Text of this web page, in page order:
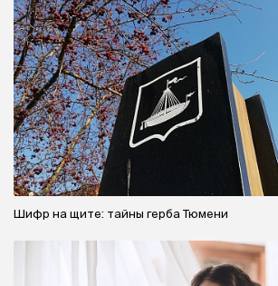
Шифр на щите: тайны герба Тюмени